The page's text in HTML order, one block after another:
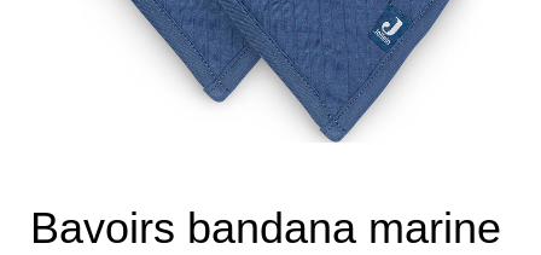
Bavoirs bandana marine